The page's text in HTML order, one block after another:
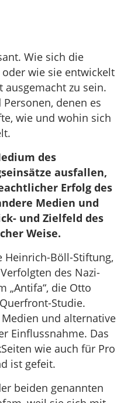
Wie sich die
wie sie entwickelt
zu sein.
Personen, denen es
wie und wohin sich
des
ausfallen,
Erfolg des
Medien und
und Zielfeld des
Weise.
Heinrich-Böll-Stiftung,
des Nazi-
„Antifa“, die Otto
Studie.
Medien und alternative
Einflussnahme. Das
wie auch für Pro
ist gefeit.
beiden genannten